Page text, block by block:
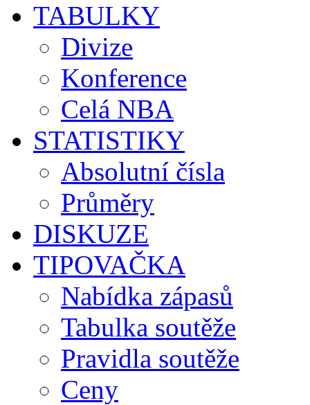
TABULKY
Divize
Konference
Celá NBA
STATISTIKY
Absolutní čísla
Průměry
DISKUZE
TIPOVAČKA
Nabídka zápasů
Tabulka soutěže
Pravidla soutěže
Ceny